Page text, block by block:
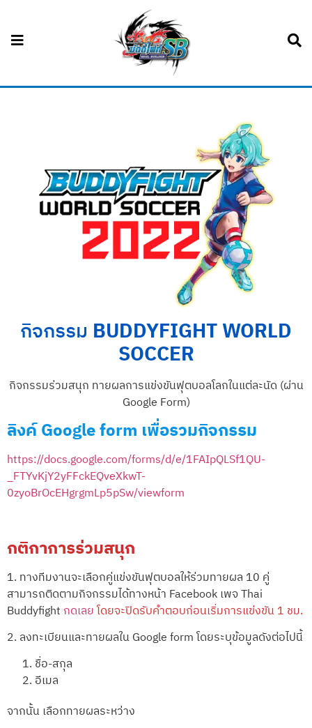
กิจกรรม BUDDYFIGHT WORLD
SOCCER
กิจกรรมร่วมสนุก ทายผลการแข่งขันฟุตบอลโลกในแต่ละนัด (ผ่าน
Google Form)
ลิงค์ Google form เพื่อรวมกิจกรรม
https://docs.google.com/forms/d/e/1FAIpQLSf1QU-
_FTYvKjY2yFFckEQveXkwT-
0zyoBrOcEHgrgmLp5pSw/viewform
กติกาการร่วมสนุก
1. ทางทีมงานจะเลือกคู่แข่งขันฟุตบอลให้ร่วมทายผล 10 คู่
สามารถติดตามกิจกรรมได้ทางหน้า Facebook เพจ Thai
Buddyfight กดเลยโดยจะปิดรับคำตอบก่อนเริ่มการแข่งขัน 1 ชม.
2. ลงทะเบียนและทายผลใน Google form โดยระบุข้อมูลดังต่อไปนี้
ชื่อ-สกุล
อีเมล
จากนั้น เลือกทายผลระหว่าง